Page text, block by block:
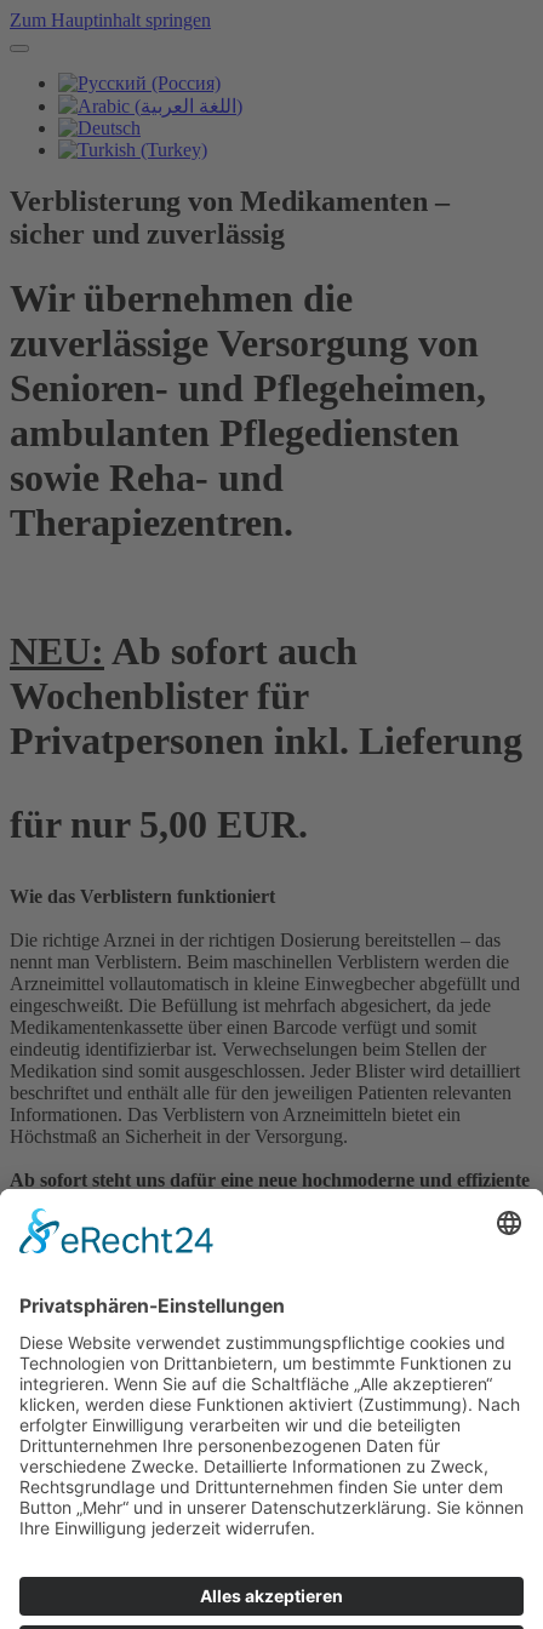
Zum Hauptinhalt springen
Verblisterung von Medikamenten –
sicher und zuverlässig
Wir übernehmen die
zuverlässige Versorgung von
Senioren- und Pflegeheimen,
ambulanten Pflegediensten
sowie Reha- und
Therapiezentren.
NEU: Ab sofort auch
Wochenblister für
Privatpersonen inkl. Lieferung
für nur 5,00 EUR.
Wie das Verblistern funktioniert
Die richtige Arznei in der richtigen Dosierung bereitstellen – das
nennt man Verblistern. Beim maschinellen Verblistern werden die
Arzneimittel vollautomatisch in kleine Einwegbecher abgefüllt und
eingeschweißt. Die Befüllung ist mehrfach abgesichert, da jede
Medikamentenkassette über einen Barcode verfügt und somit
eindeutig identifizierbar ist. Verwechselungen beim Stellen der
Medikation sind somit ausgeschlossen. Jeder Blister wird detailliert
beschriftet und enthält alle für den jeweiligen Patienten relevanten
Informationen. Das Verblistern von Arzneimitteln bietet ein
Höchstmaß an Sicherheit in der Versorgung.
Ab sofort steht uns dafür eine neue hochmoderne und effiziente
Pflegeeinrichtungen dank optimaler Technik bestens versorgen
zu können.
Impressum
Datenschutzerklärung
Sitemap
Login
Apotheken-Bloggen
einetoolboxx-mediaWebsite